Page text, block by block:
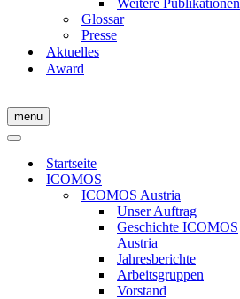
Weitere Publikationen
Glossar
Presse
Aktuelles
Award
menu
Navigations-
Navigations-
Startseite
ICOMOS
ICOMOS Austria
Unser Auftrag
Geschichte ICOMOS
Austria
Jahresberichte
Arbeitsgruppen
Vorstand